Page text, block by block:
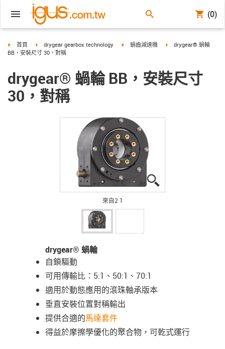
(0)
igus-icon-arrow-right
首頁 igus-icon-arrow-right
drygear gearbox technology igus-icon-arrow-right
蝸齒減速機 igus-icon-arrow-right
drygear® 蝸輪
BB，安裝尺寸 30，對稱
drygear® 蝸輪 BB，安裝尺寸
30，對稱
來自2 1
drygear® 蝸輪
自鎖驅動
可用傳輸比：5:1、50:1、70:1
適用於動態應用的滾珠軸承版本
垂直安裝位置對稱輸出
提供合適的馬達套件
得益於摩擦學優化的聚合物，可乾式運行